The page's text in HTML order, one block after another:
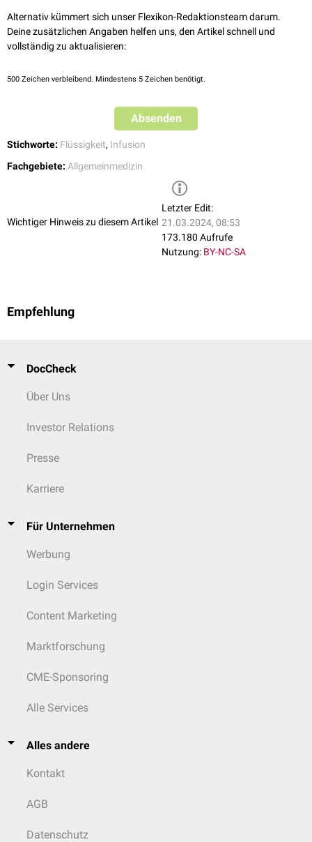
...nach Infusionsdauer
Kurzinfusion
Dauerinfusionbzw. Dauertropfinfusion
...nach Adäquatheit
zurFlüssigkeitssubstitution
Infusionen werden über einen zentralen oder peripheren Zugang, zum
Beispiel einenVenenverweilkatheter
gegeben.
Alternativ kümmert sich unser Flexikon-Redaktionsteam darum.
Deine zusätzlichen Angaben helfen uns, den Artikel schnell und
vollständig zu aktualisieren:
500 Zeichen verbleibend. Mindestens 5 Zeichen benötigt.
Absenden
Stichworte: Flüssigkeit, Infusion
Fachgebiete: Allgemeinmedizin
Wichtiger Hinweis zu diesem Artikel
Letzter Edit:
21.03.2024, 08:53
173.180 Aufrufe
Nutzung: BY-NC-SA
Empfehlung
DocCheck
Über Uns
Investor Relations
Presse
Karriere
Für Unternehmen
Werbung
Login Services
Content Marketing
Marktforschung
CME-Sponsoring
Alle Services
Alles andere
Kontakt
AGB
Datenschutz